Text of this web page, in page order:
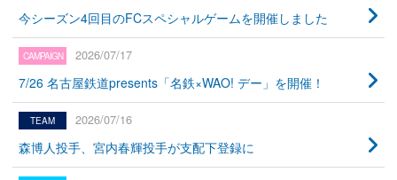
今シーズン4回目のFCスペシャルゲームを開催しました
2026/07/17
7/26 名古屋鉄道presents「名鉄×WAO! デー」を開催！
2026/07/16
森博人投手、宮内春輝投手が支配下登録に